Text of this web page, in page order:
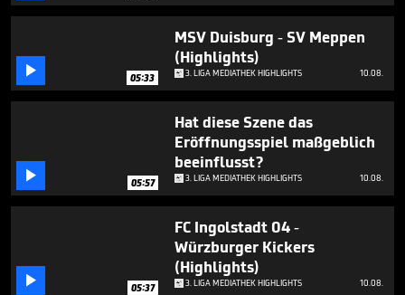
 05:33
MSV Duisburg - SV Meppen
(Highlights)
3. LIGA MEDIATHEK HIGHLIGHTS 10.08.
 05:57
Hat diese Szene das
Eröffnungsspiel maßgeblich
beeinflusst?
3. LIGA MEDIATHEK HIGHLIGHTS 10.08.
 05:37
FC Ingolstadt 04 -
Würzburger Kickers
(Highlights)
3. LIGA MEDIATHEK HIGHLIGHTS 10.08.